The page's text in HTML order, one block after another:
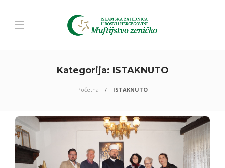
Kategorija: ISTAKNUTO
Početna ISTAKNUTO